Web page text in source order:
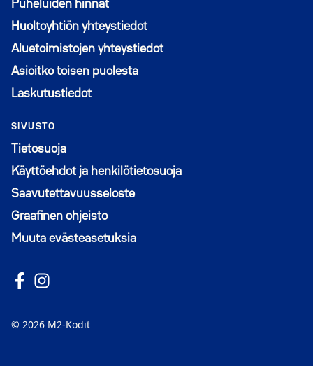
Puheluiden hinnat
Huoltoyhtiön yhteystiedot
Aluetoimistojen yhteystiedot
Asioitko toisen puolesta
Laskutustiedot
SIVUSTO
Tietosuoja
Käyttöehdot ja henkilötietosuoja
Saavutettavuusseloste
Graafinen ohjeisto
Muuta evästeasetuksia
Seuraa meitä Facebookissa
Avautuu uuteen ikkunaan
Seuraa Instagramissa
Avautuu uuteen ikkunaan
© 2026 M2-Kodit